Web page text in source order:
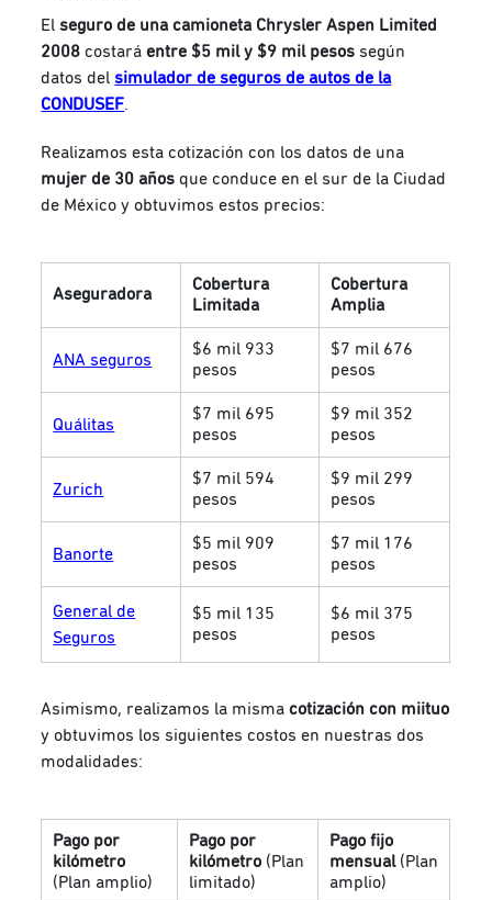
Elseguro de una camioneta Chrysler Aspen Limited
2008costaráentre $5 mil y $9 mil pesos según
datos delsimulador de seguros de autos de la
CONDUSEF.
Realizamos esta cotización con los datos de una
mujer de 30 añosque conduce en el sur de la Ciudad
de México y obtuvimos estos precios:
Aseguradora
Cobertura
Limitada
Cobertura
Amplia
ANA seguros
$6 mil 933
pesos
$7 mil 676
pesos
Quálitas
$7 mil 695
pesos
$9 mil 352
pesos
Zurich
$7 mil 594
pesos
$9 mil 299
pesos
Banorte
$5 mil 909
pesos
$7 mil 176
pesos
General de
Seguros
$5 mil 135
pesos
$6 mil 375
pesos
Asimismo, realizamos la mismacotización con miituo
y obtuvimos los siguientes costos en nuestras dos
modalidades:
Pago por
kilómetro
(Plan amplio)
Pago por
kilómetro (Plan
limitado)
Pago fijo
mensual (Plan
amplio)